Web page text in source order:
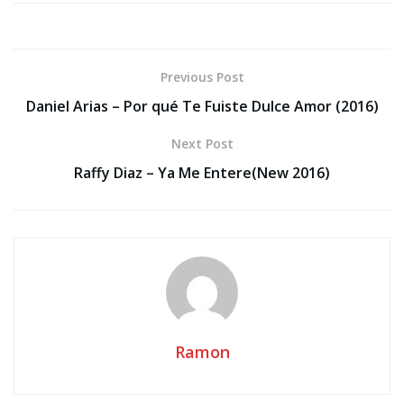
Previous Post
Daniel Arias – Por qué Te Fuiste Dulce Amor (2016)
Next Post
Raffy Diaz – Ya Me Entere(New 2016)
Ramon